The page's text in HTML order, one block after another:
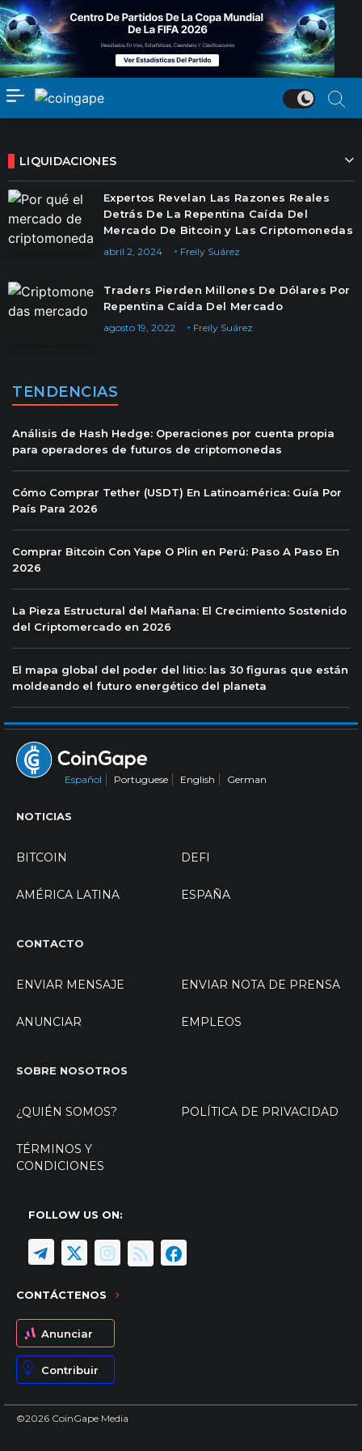
LIQUIDACIONES
Expertos Revelan Las Razones Reales
Detrás De La Repentina Caída Del
Mercado De Bitcoin y Las Criptomonedas
Freily Suárez
abril 2, 2024
Traders Pierden Millones De Dólares Por
Repentina Caída Del Mercado
Freily Suárez
agosto 19, 2022
TENDENCIAS
Análisis de Hash Hedge: Operaciones por cuenta propia
para operadores de futuros de criptomonedas
Cómo Comprar Tether (USDT) En Latinoamérica: Guía Por
País Para 2026
Comprar Bitcoin Con Yape O Plin en Perú: Paso A Paso En
2026
La Pieza Estructural del Mañana: El Crecimiento Sostenido
del Criptomercado en 2026
El mapa global del poder del litio: las 30 figuras que están
moldeando el futuro energético del planeta
Español Portuguese English German
NOTICIAS
BITCOIN DEFI
AMÉRICA LATINA ESPAÑA
CONTACTO
ENVIAR MENSAJE ENVIAR NOTA DE PRENSA
ANUNCIAR EMPLEOS
SOBRE NOSOTROS
¿QUIÉN SOMOS? POLÍTICA DE PRIVACIDAD
TÉRMINOS Y
CONDICIONES
FOLLOW US ON:
CONTÁCTENOS
Anunciar
Contribuir
©2026 CoinGape Media